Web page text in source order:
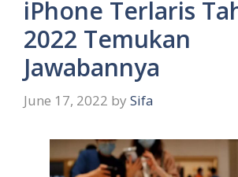
iPhone Terlaris
2022 Temukan
Jawabannya
June 17, 2022 by Sifa